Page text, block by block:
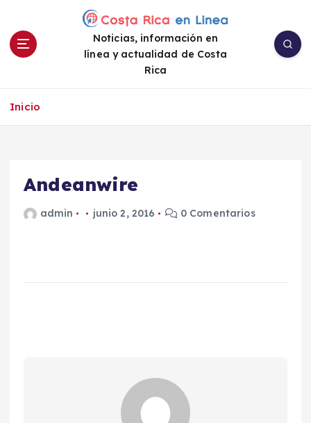
Noticias, información en
línea y actualidad de Costa
Rica
Inicio
Andeanwire
admin junio 2, 2016 0 Comentarios